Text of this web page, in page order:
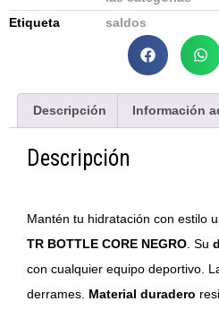
Etiqueta
saldos
Descripción Información
Descripción
Mantén tu hidratación con estilo
TR BOTTLE CORE NEGRO . Su
con cualquier equipo deportivo.
derrames. Material duradero